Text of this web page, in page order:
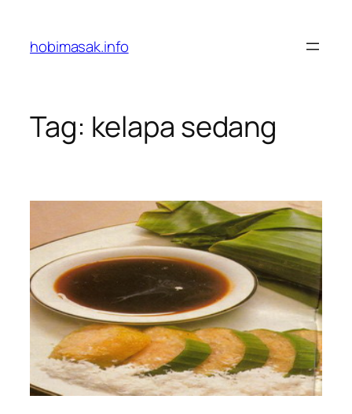
content
hobimasak.info
Tag: kelapa sedang